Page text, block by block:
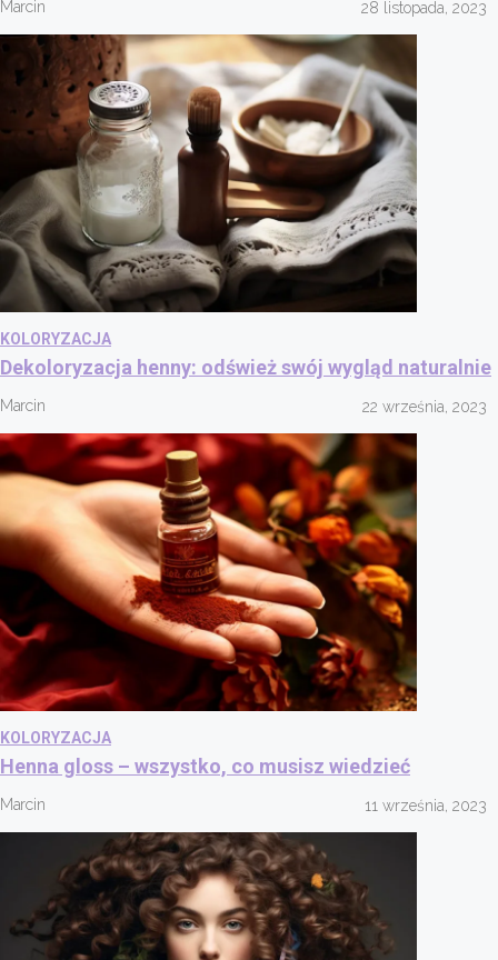
Marcin 28 listopada, 2023
KOLORYZACJA
Dekoloryzacja henny: odśwież swój wygląd naturalnie
Marcin 22 września, 2023
KOLORYZACJA
Henna gloss – wszystko, co musisz wiedzieć
Marcin 11 września, 2023